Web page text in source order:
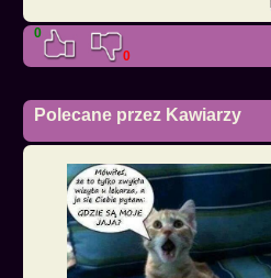
0
0
Polecane przez Kawiarzy